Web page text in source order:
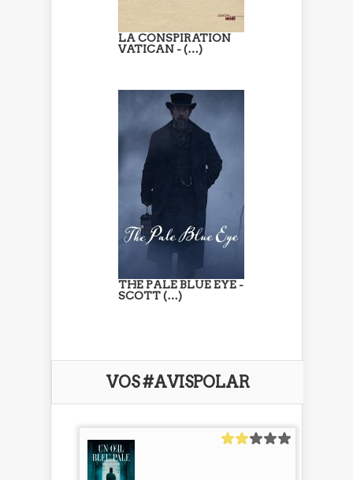
LA CONSPIRATION
VATICAN - (…)
THE PALE BLUE EYE -
SCOTT (…)
VOS #AVISPOLAR